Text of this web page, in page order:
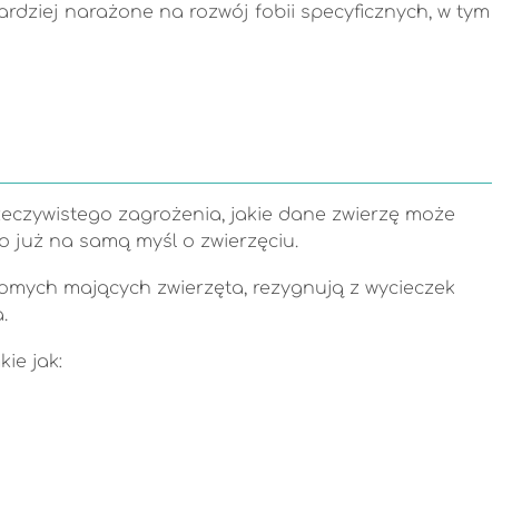
narażone na rozwój fobii specyficznych, w tym
zagrożenia, jakie dane zwierzę może
już na samą myśl o zwierzęciu.
mających zwierzęta, rezygnują z wycieczek
jak: